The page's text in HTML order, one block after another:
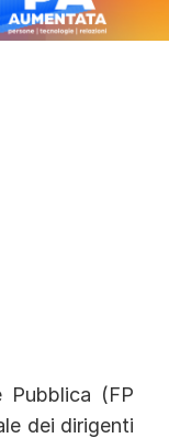
Pubblica (FP
dei dirigenti